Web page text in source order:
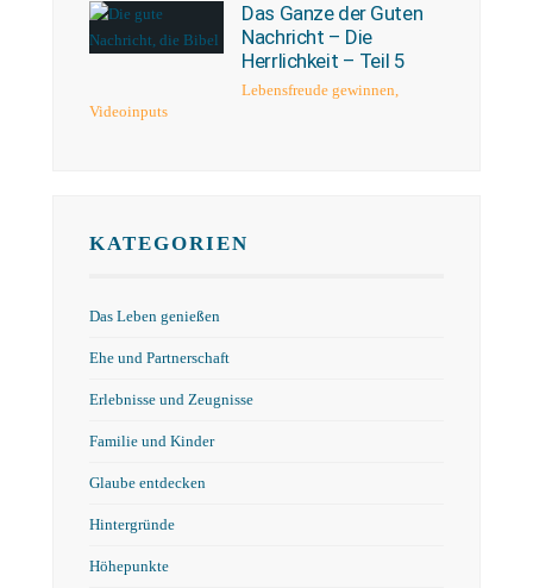
Das Ganze der Guten
Nachricht – Die
Herrlichkeit – Teil 5
Lebensfreude gewinnen,
Videoinputs
KATEGORIEN
Das Leben genießen
Ehe und Partnerschaft
Erlebnisse und Zeugnisse
Familie und Kinder
Glaube entdecken
Hintergründe
Höhepunkte